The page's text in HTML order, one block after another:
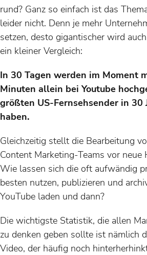
rund? Ganz so einfach ist das
leider nicht. Denn je mehr
setzen, desto gigantischer wird
ein kleiner Vergleich:
In 30 Tagen werden im Moment
Minuten allein bei Youtube
größten US-Fernsehsender in 30
haben.
Gleichzeitig stellt die Bearbeitung
Content Marketing-Teams vor neue
Wie lassen sich die oft aufwändig
besten nutzen, publizieren und
YouTube laden und dann?
Die wichtigste Statistik, die allen
zu denken geben sollte ist nämlich
Video, der häufig noch